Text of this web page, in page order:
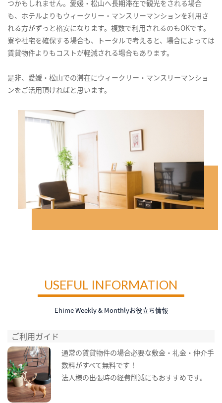
つかもしれません。愛媛・松山へ長期滞在で観光をされる場合
も、ホテルよりもウィークリー・マンスリーマンションを利用さ
れる方がずっと格安になります。複数で利用されるのもOKです。
寮や社宅を確保する場合も、トータルで考えると、場合によっては
賃貸物件よりもコストが軽減される場合もあります。
是非、愛媛・松山での滞在にウィークリー・マンスリーマンショ
ンをご活用頂ければと思います。
USEFUL INFORMATION
Ehime Weekly & Monthlyお役立ち情報
ご利用ガイド
通常の賃貸物件の場合必要な敷金・礼金・仲介手
数料がすべて無料です！
法人様の出張時の経費削減にもおすすめです。